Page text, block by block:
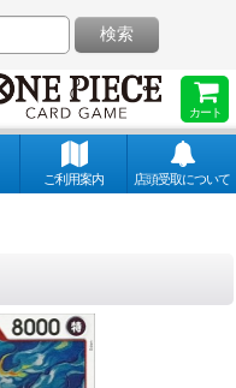
カート
検索
ご利用案内 店頭受取について